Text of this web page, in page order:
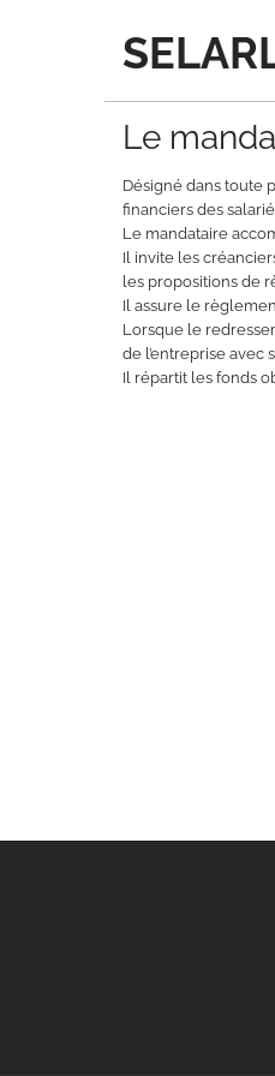
Le
Désigné dans toute
financiers des
Le mandataire
Il invite les
les propositions de
Il assure le
Lorsque le
de l’entreprise avec
Il répartit les fonds